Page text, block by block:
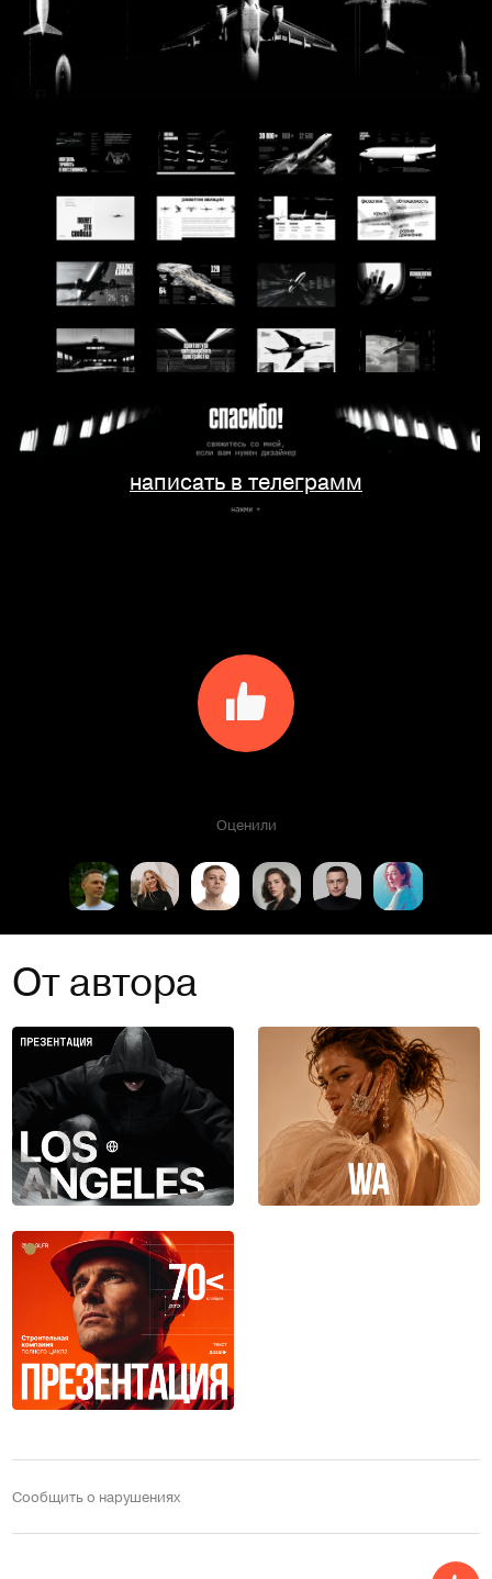
написать в телеграмм
Оценили
От автора
Сообщить о нарушениях